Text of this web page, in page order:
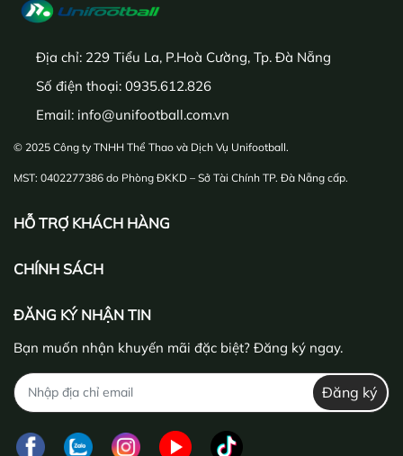
Địa chỉ: 229 Tiểu La, P.Hoà Cường, Tp. Đà Nẵng
Số điện thoại: 0935.612.826
Email: info@unifootball.com.vn
© 2025 Công ty TNHH Thể Thao và Dịch Vụ Unifootball.
MST: 0402277386 do Phòng ĐKKD – Sở Tài Chính TP. Đà Nẵng cấp.
HỖ TRỢ KHÁCH HÀNG
CHÍNH SÁCH
ĐĂNG KÝ NHẬN TIN
Bạn muốn nhận khuyến mãi đặc biệt? Đăng ký ngay.
Đăng ký